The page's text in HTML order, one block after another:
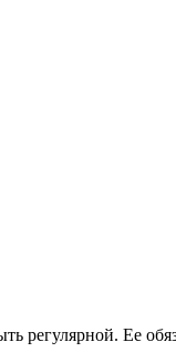
регулярной. Ее